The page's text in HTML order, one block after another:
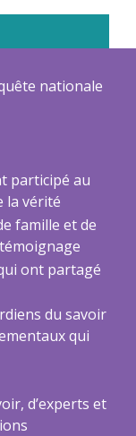
nationale
participé au
la vérité
famille et de
ont partagé
du savoir
qui
d’experts et